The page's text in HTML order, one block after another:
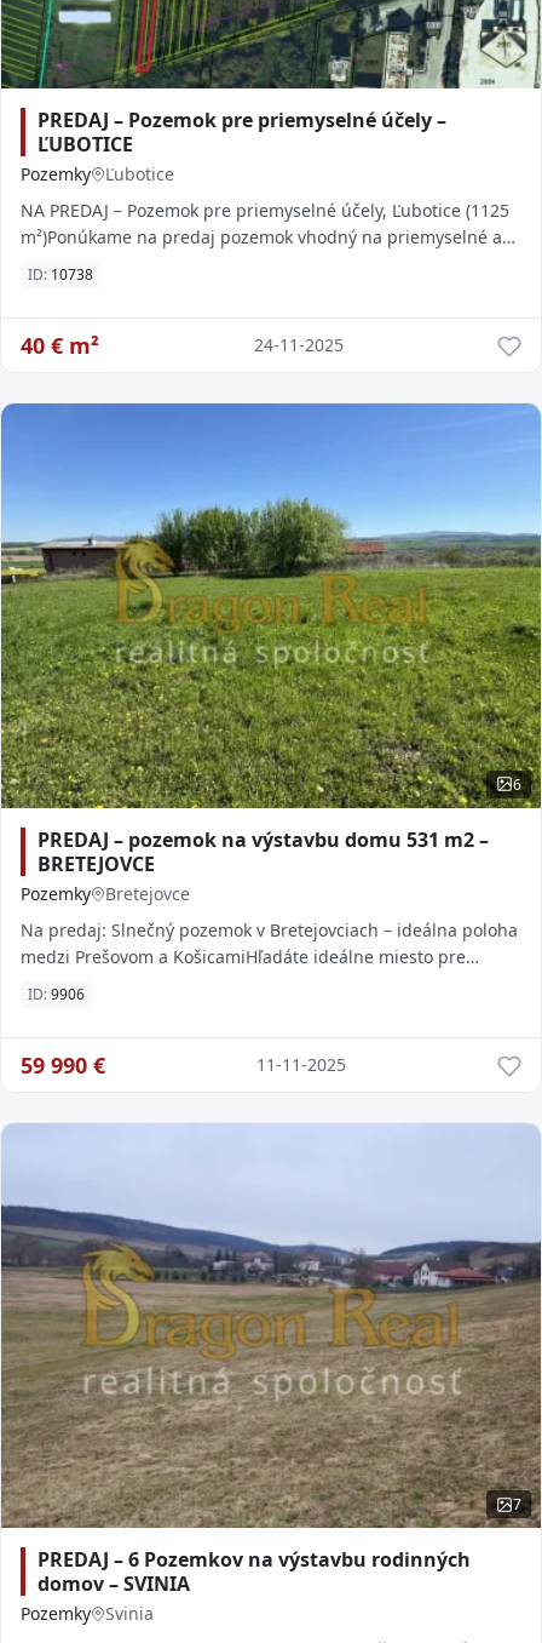
PREDAJ – Pozemok pre priemyselné účely –
ĽUBOTICE
Pozemky
Ľubotice
NA PREDAJ – Pozemok pre priemyselné účely, Ľubotice (1125
m²)Ponúkame na predaj pozemok vhodný na priemyselné a
ID: 10738
40 € m² 24-11-2025
6
PREDAJ – pozemok na výstavbu domu 531 m2 –
BRETEJOVCE
Pozemky
Bretejovce
Na predaj: Slnečný pozemok v Bretejovciach – ideálna poloha
medzi Prešovom a KošicamiHľadáte ideálne miesto pre
výstavbu svojho vysnívaného domu? Máme
ID:9906
59 990 € 11-11-2025
7
PREDAJ – 6 Pozemkov na výstavbu rodinných
domov – SVINIA
Pozemky
Svinia